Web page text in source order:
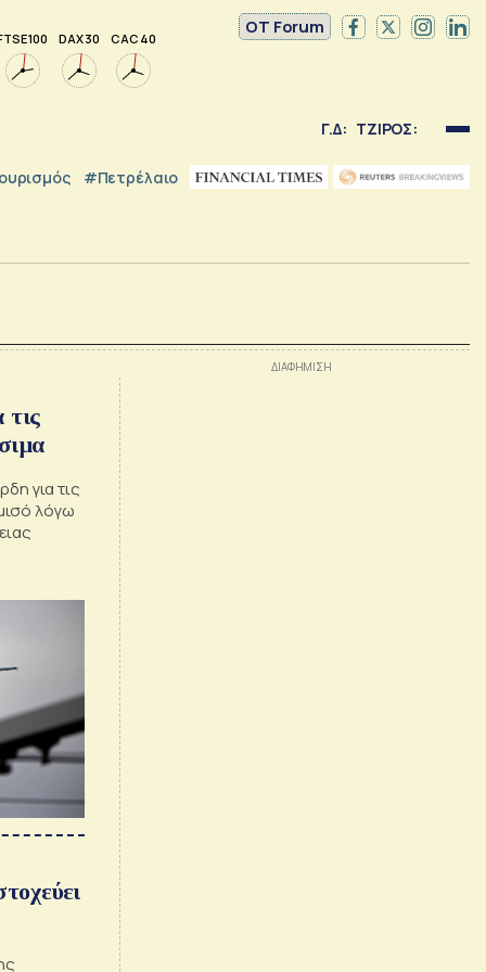
100 DAX 30 CAC 40
OT Forum
Γ.Δ: ΤΖΙΡΟΣ:
#Πετρέλαιο
για τις
λόγω